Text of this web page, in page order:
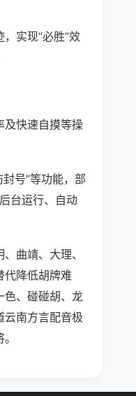
实现“必胜”效
及快速自摸等操
号”等功能，部
台运行、自动
曲靖、大理、
代降低胡牌难
色、碰碰胡、龙
云南方言配音极